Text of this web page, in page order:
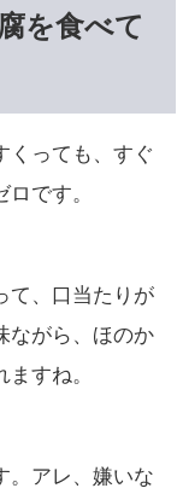
を食べて
くっても、すぐ
です。
て、口当たりが
ながら、ほのか
すね。
。アレ、嫌いな